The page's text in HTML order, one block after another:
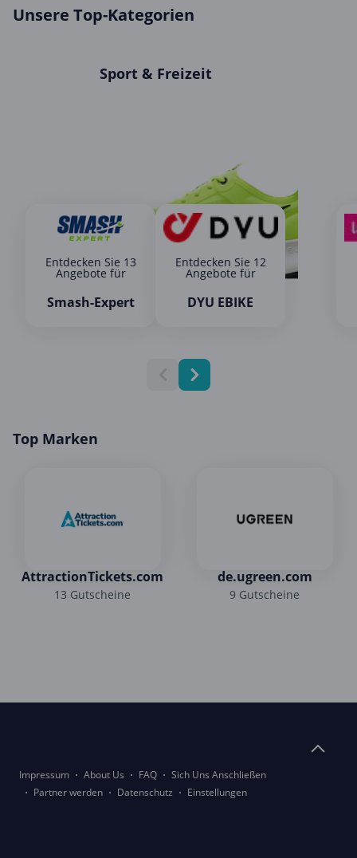
Unsere Top-Kategorien
Sport & Freizeit
Entdecken Sie 13
Angebote für
Smash-Expert
Entdecken Sie 12
Angebote für
DYU EBIKE
Top Marken
AttractionTickets.com
13 Gutscheine
de.ugreen.com
9 Gutscheine
Impressum About Us FAQ
Sich Uns Anschließen
Partner werden
Datenschutz Einstellungen